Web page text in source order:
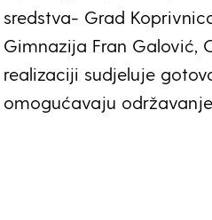
sredstva- Grad
Gimnazija Fran Galović,
realizaciji sudjeluje
omogućavaju